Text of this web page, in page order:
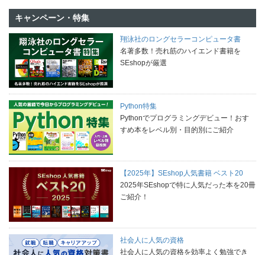
キャンペーン・特集
翔泳社のロングセラーコンピュータ書
名著多数！売れ筋のハイエンド書籍を
SEshopが厳選
Python特集
Pythonでプログラミングデビュー！おす
すめ本をレベル別・目的別にご紹介
【2025年】SEshop人気書籍 ベスト20
2025年SEshopで特に人気だった本を20冊
ご紹介！
社会人に人気の資格
社会人に人気の資格を効率よく勉強でき